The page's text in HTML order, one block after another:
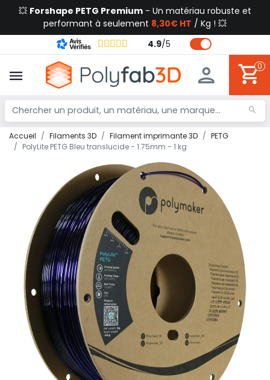
💥 Forshape PETG Premium - Un matériau robuste et
performant à seulement 8,30€ HT / Kg ! 💥
4.9/5
0
Accueil Filaments 3D Filament imprimante 3D
PETG
PolyLite PETG Bleu translucide - 1.75mm - 1 kg